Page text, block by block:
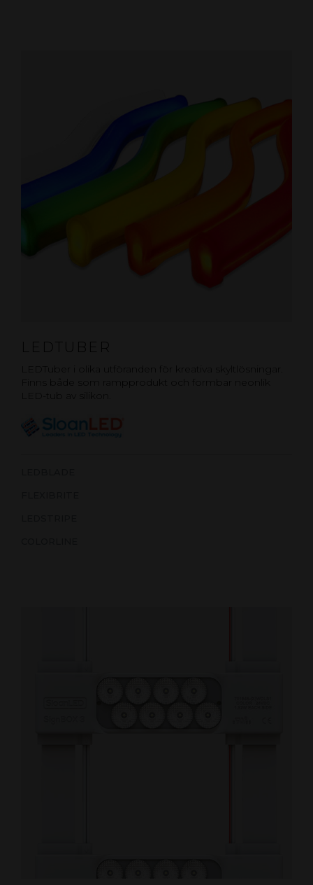
LEDTUBER
LEDTuber i olika utföranden för kreativa skyltlösningar.
Finns både som rampprodukt och formbar neonlik
LED-tub av silikon.